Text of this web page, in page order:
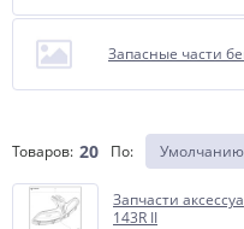
Запасные части
Товаров: 20 По: Умолчанию
Запчасти
143R II